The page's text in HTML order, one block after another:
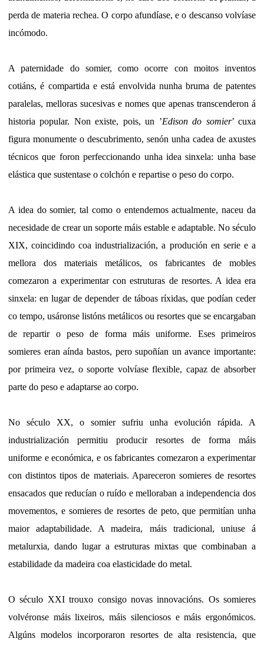
perda de materia rechea. O corpo afundíase, e o descanso volvíase
incómodo.
A paternidade do somier, como ocorre con moitos inventos
cotiáns, é compartida e está envolvida nunha bruma de patentes
paralelas, melloras sucesivas e nomes que apenas transcenderon á
historia popular. Non existe, pois, un ’Edison do somier’ cuxa
figura monumente o descubrimento, senón unha cadea de axustes
técnicos que foron perfeccionando unha idea sinxela: unha base
elástica que sustentase o colchón e repartise o peso do corpo.
A idea do somier, tal como o entendemos actualmente, naceu da
necesidade de crear un soporte máis estable e adaptable. No século
XIX, coincidindo coa industrialización, a produción en serie e a
mellora dos materiais metálicos, os fabricantes de mobles
comezaron a experimentar con estruturas de resortes. A idea era
sinxela: en lugar de depender de táboas ríxidas, que podían ceder
co tempo, usáronse listóns metálicos ou resortes que se encargaban
de repartir o peso de forma máis uniforme. Eses primeiros
somieres eran aínda bastos, pero supoñían un avance importante:
por primeira vez, o soporte volvíase flexible, capaz de absorber
parte do peso e adaptarse ao corpo.
No século XX, o somier sufriu unha evolución rápida. A
industrialización permitiu producir resortes de forma máis
uniforme e económica, e os fabricantes comezaron a experimentar
con distintos tipos de materiais. Apareceron somieres de resortes
ensacados que reducían o ruído e melloraban a independencia dos
movementos, e somieres de resortes de peto, que permitían unha
maior adaptabilidade. A madeira, máis tradicional, uniuse á
metalurxia, dando lugar a estruturas mixtas que combinaban a
estabilidade da madeira coa elasticidade do metal.
O século XXI trouxo consigo novas innovacións. Os somieres
volvéronse máis lixeiros, máis silenciosos e máis ergonómicos.
Algúns modelos incorporaron resortes de alta resistencia, que